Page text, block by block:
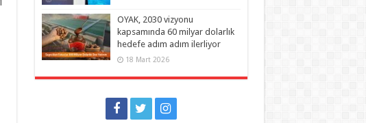
OYAK, 2030 vizyonu
kapsamında 60 milyar dolarlık
hedefe adım adım ilerliyor
18 Mart 2026